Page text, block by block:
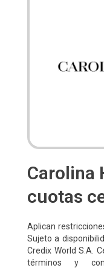
Carolina
cuotas
Aplican
Sujeto a
Credix World S.A.
términos y